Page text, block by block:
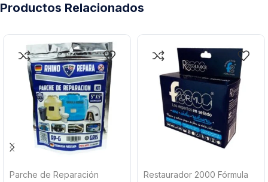
Productos Relacionados
Parche de Reparación
Restaurador 2000 Fórmula